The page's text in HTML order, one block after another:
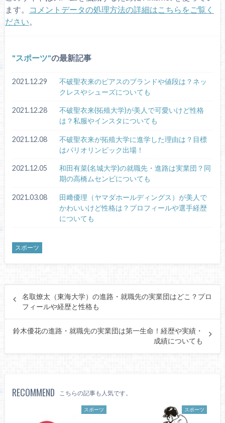
ます。
コメントデータの処理方法の詳細はこちらをご覧く
ださい。
スポーツ の最新記事
2021.12.29
不破聖衣来のピアスのブランドや値段は？ネッ
クレスやシューズについても
2021.12.28
不破聖衣来(拓殖大学)が美人で可愛いけど性格
は？私服やインスタについても
2021.12.08
不破聖衣来が拓殖大学に進学した理由は？目標
はパリオリンピック出場！
2021.12.05
和田有菜(名城大学)の就職先・進路は実業団？同
期の高橋ムセンビについても
2021.03.08
田﨑優理（ヤマダホールディングス）が美人で
かわいいけど性格は？プロフィールや選手経歴
についても
スポーツ
名取燎太（東海大学）の進路・就職先の実業団はどこ？プロ
フィールや経歴と性格も
鈴木優花の進路・就職先の実業団は第一生命！経歴や実績・
成績についても
RECOMMEND こちらの記事も人気です。
スポーツ スポーツ